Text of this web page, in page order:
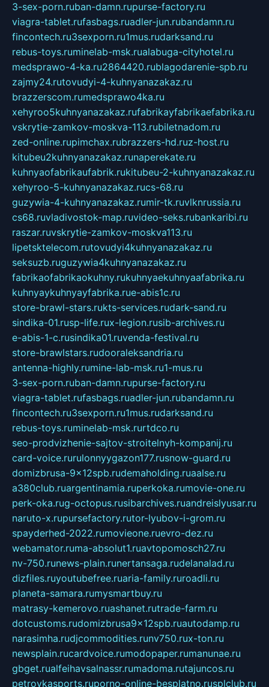
3-sex-porn.ruban-damn.rupurse-factory.ru
viagra-tablet.rufasbags.ruadler-jun.rubandamn.ru
fincontech.ru3sexporn.ru1mus.rudarksand.ru
rebus-toys.ruminelab-msk.rualabuga-cityhotel.ru
medsprawo-4-ka.ru2864420.rublagodarenie-spb.ru
zajmy24.rutovudyi-4-kuhnyanazakaz.ru
brazzerscom.rumedsprawo4ka.ru
xehyroo5kuhnyanazakaz.rufabrikayfabrikaefabrika.ru
vskrytie-zamkov-moskva-113.rubiletnadom.ru
zed-online.rupimchax.rubrazzers-hd.ruz-host.ru
kitubeu2kuhnyanazakaz.runaperekate.ru
kuhnyaofabrikaufabrik.rukitubeu-2-kuhnyanazakaz.ru
xehyroo-5-kuhnyanazakaz.rucs-68.ru
guzywia-4-kuhnyanazakaz.rumir-tk.ruvlknrussia.ru
cs68.ruvladivostok-map.ruvideo-seks.rubankaribi.ru
raszar.ruvskrytie-zamkov-moskva113.ru
lipetsktelecom.rutovudyi4kuhnyanazakaz.ru
seksuzb.ruguzywia4kuhnyanazakaz.ru
fabrikaofabrikaokuhny.rukuhnyaekuhnyaafabrika.ru
kuhnyaykuhnyayfabrika.rue-abis1c.ru
store-brawl-stars.rukts-services.rudark-sand.ru
sindika-01.rusp-life.rux-legion.rusib-archives.ru
e-abis-1-c.rusindika01.ruvenda-festival.ru
store-brawlstars.rudooraleksandria.ru
antenna-highly.rumine-lab-msk.ru1-mus.ru
3-sex-porn.ruban-damn.rupurse-factory.ru
viagra-tablet.rufasbags.ruadler-jun.rubandamn.ru
fincontech.ru3sexporn.ru1mus.rudarksand.ru
rebus-toys.ruminelab-msk.rurtdco.ru
seo-prodvizhenie-sajtov-stroitelnyh-kompanij.ru
card-voice.rurulonnyygazon177.rusnow-guard.ru
domizbrusa-9x12spb.rudemaholding.ruaalse.ru
a380club.ruargentinamia.ruperkoka.rumovie-one.ru
perk-oka.rug-octopus.rusibarchives.ruandreislyusar.ru
naruto-x.rupursefactory.rutor-lyubov-i-grom.ru
spayderhed-2022.rumovieone.ruevro-dez.ru
webamator.ruma-absolut1.ruavtopomosch27.ru
nv-750.runews-plain.runertansaga.rudelanalad.ru
dizfiles.ruyoutubefree.ruaria-family.ruroadli.ru
planeta-samara.rumysmartbuy.ru
matrasy-kemerovo.ruashanet.rutrade-farm.ru
dotcustoms.rudomizbrusa9x12spb.ruautodamp.ru
narasimha.rudjcommodities.runv750.rux-ton.ru
newsplain.rucardvoice.rumodopaper.rumanunae.ru
gbget.rualfeihavsalnassr.rumadoma.rutajuncos.ru
petrovkasports.ruporno-online-besplatno.rusplclub.ru